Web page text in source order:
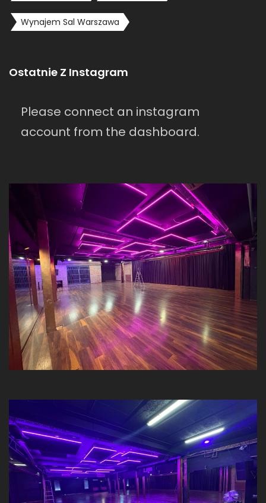
Wynajem Sal Warszawa
Ostatnie Z Instagram
Please connect an instagram
account from the dashboard.